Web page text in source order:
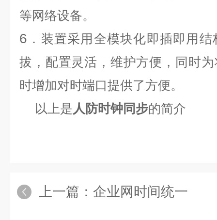
等网络设备。
6 ．装置采用全模块化即插即用
拔，配置灵活，维护方便，同时
时增加对时端口提供了方便。
以上是人防时钟同步的简介
上一篇： 企业网时间统一